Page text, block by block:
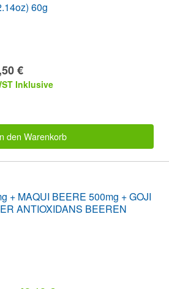
60g
€
Inklusive
den Warenkorb
+ MAQUI BEERE 500mg + GOJI
ANTIOXIDANS BEEREN